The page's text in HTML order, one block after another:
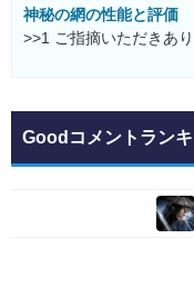
神秘の網の性能と評価
Goodコメントラン